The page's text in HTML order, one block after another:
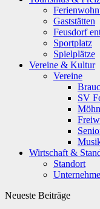
Gaststätten
Feusdorf
Sportplatz
Spielplätze
Vereine & Kultur
Vereine
SV
Wirtschaft &
Standort
Neueste Beiträge